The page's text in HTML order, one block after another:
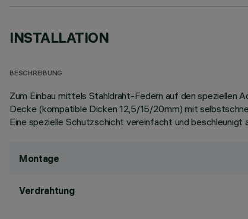
INSTALLATION
BESCHREIBUNG
Zum Einbau mittels Stahldraht-Federn auf den speziellen
Decke (kompatible Dicken 12,5/15/20mm) mit
Eine spezielle Schutzschicht vereinfacht und beschleunigt
Montage
Verdrahtung